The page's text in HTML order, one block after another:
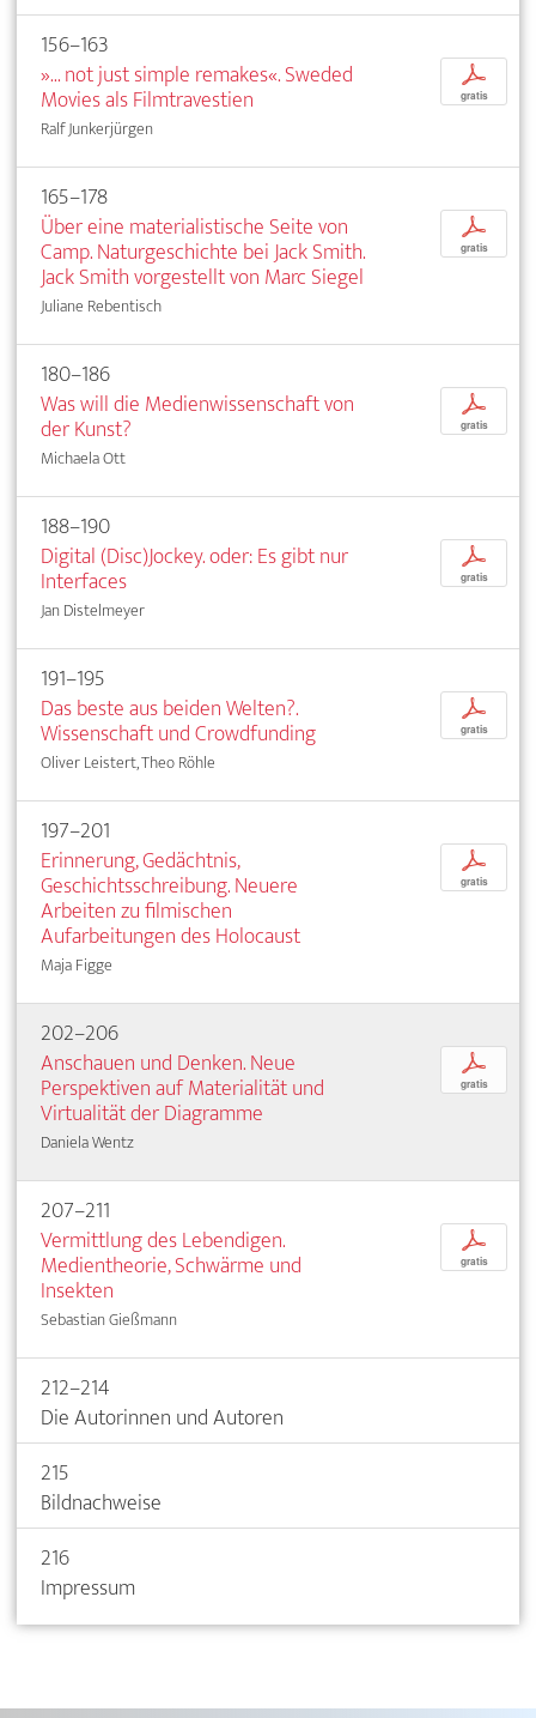
156–163
»... not just simple remakes«. Sweded
Movies als Filmtravestien
Ralf Junkerjürgen
p
gratis
165–178
Über eine materialistische Seite von
Camp. Naturgeschichte bei Jack Smith.
Jack Smith vorgestellt von Marc Siegel
Juliane Rebentisch
p
gratis
180–186
Was will die Medienwissenschaft von
der Kunst?
Michaela Ott
p
gratis
188–190
Digital (Disc)Jockey. oder: Es gibt nur
Interfaces
Jan Distelmeyer
p
gratis
191–195
Das beste aus beiden Welten?.
Wissenschaft und Crowdfunding
Oliver Leistert, Theo Röhle
p
gratis
197–201
Erinnerung, Gedächtnis,
Geschichtsschreibung. Neuere
Arbeiten zu filmischen
Aufarbeitungen des Holocaust
Maja Figge
p
gratis
202–206
Anschauen und Denken. Neue
Perspektiven auf Materialität und
Virtualität der Diagramme
Daniela Wentz
p
gratis
207–211
Vermittlung des Lebendigen.
Medientheorie, Schwärme und
Insekten
Sebastian Gießmann
p
gratis
212–214
Die Autorinnen und Autoren
215
Bildnachweise
216
Impressum